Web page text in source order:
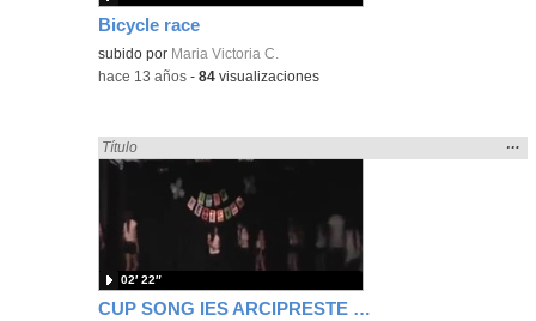
Bicycle race
subido por Maria Victoria C.
-hace 13 años -84 visualizaciones
CUP SONG IES ARCIPRESTE DE HITA
Encontrado «song» en:
Título
la
…
02′ 22″